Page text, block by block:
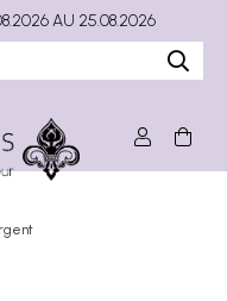
AU 25.08.2026